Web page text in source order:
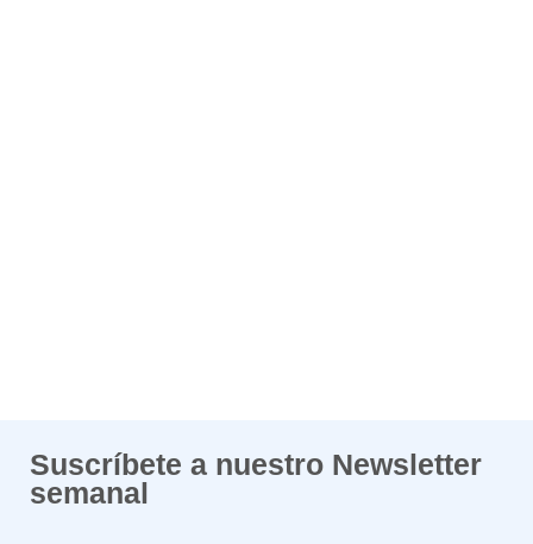
Suscríbete a nuestro Newsletter
semanal